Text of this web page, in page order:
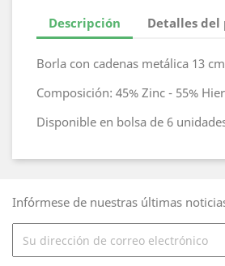
Descripción Detalles
Borla con cadenas metálica 13
Composición: 45% Zinc - 55%
Disponible en bolsa de 6
Infórmese de nuestras últimas